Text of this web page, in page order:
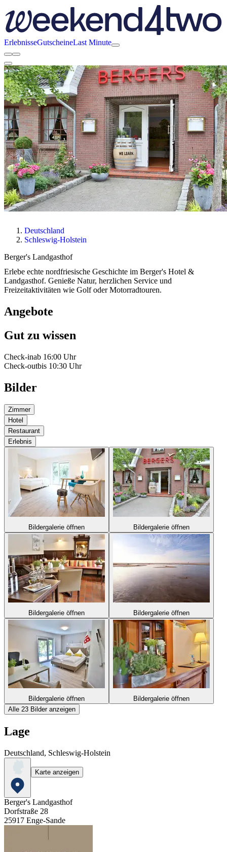
ErlebnisseGutscheineLast Minute
Deutschland
Schleswig-Holstein
Berger's Landgasthof
Erlebe echte nordfriesische Geschichte im Berger's Hotel &
Landgasthof. Genieße Natur, herzlichen Service und
Freizeitaktivitäten wie Golf oder Motorradtouren.
Angebote
Gut zu wissen
Check-inab 16:00 Uhr
Check-outbis 10:30 Uhr
Bilder
Zimmer
Hotel
Restaurant
Erlebnis
Bildergalerie öffnen Bildergalerie öffnen
Bildergalerie öffnen Bildergalerie öffnen
Bildergalerie öffnen
Bildergalerie öffnen
Alle 23 Bilder anzeigen
Lage
Deutschland, Schleswig-Holstein
Karte anzeigen
Berger's Landgasthof
Dorfstraße 28
25917 Enge-Sande